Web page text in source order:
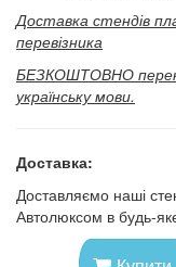
Доставка стендів
перевізника
БЕЗКОШТОВНО
українську мови.
Доставка:
Доставляємо наші
Автолюксом в будь-